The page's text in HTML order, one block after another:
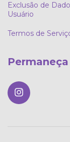
Exclusão de
Usuário
Termos de